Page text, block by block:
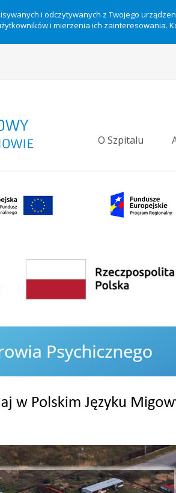
i odczytywanych z Twojego
i mierzenia ich zainteresowania.
O Szpitalu